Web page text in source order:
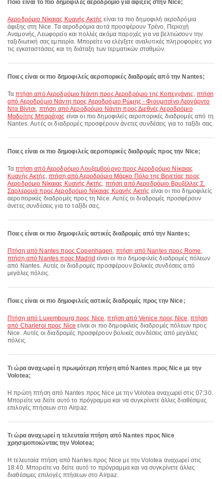
Ποιο είναι το πιο δημοφιλές αεροδρόμιο για αφίξεις στην Nice;
Αεροδρόμιο Νίκαιας Κυανής Ακτής είναι τα πιο δημοφιλή αεροδρόμια
άφιξης στη Nice. Τα αεροδρόμια αυτά προσφέρουν Τρένο, Περιοχή
Αναμονής, Λεωφορείο και πολλές ακόμα παροχές για να βελτιώσουν την
ταξιδιωτική σας εμπειρία. Μπορείτε να ελέγξετε αναλυτικές πληροφορίες για
τις εγκαταστάσεις και τη διάταξη των τερματικών σταθμών.
Ποιες είναι οι πιο δημοφιλείς αεροπορικές διαδρομές από την Nantes;
Ταπτήση από Αεροδρόμιο Νάντη προς Αεροδρόμιο της Κοπεγχάγης, πτήση
από Αεροδρόμιο Νάντη προς Αεροδρόμιο Ρώμης - Φιουμιτσίνο Λεονάρντο
Ντα Βίντσι, πτήση από Αεροδρόμιο Νάντη προς Διεθνές Αεροδρόμιο
Μαδρίτης Μπαράχας είναι οι πιο δημοφιλείς αεροπορικές διαδρομές από τη
Nantes. Αυτές οι διαδρομές προσφέρουν άνετες συνδέσεις για το ταξίδι σας.
Ποιες είναι οι πιο δημοφιλείς αεροπορικές διαδρομές προς την Nice;
Ταπτήση από Αεροδρόμιο Λουξεμβούργο προς Αεροδρόμιο Νίκαιας
Κυανής Ακτής, πτήση από Αεροδρόμιο Μάρκο Πόλο της Βενετίας προς
Αεροδρόμιο Νίκαιας Κυανής Ακτής, πτήση από Αεροδρόμιο Βρυξέλλες Σ.
Σαρλερουά προς Αεροδρόμιο Νίκαιας Κυανής Ακτής είναι οι πιο δημοφιλείς
αεροπορικές διαδρομές προς τη Nice. Αυτές οι διαδρομές προσφέρουν
άνετες συνδέσεις για το ταξίδι σας.
Ποιες είναι οι πιο δημοφιλείς αστικές διαδρομές από την Nantes;
πτήση από Nantes προς Copenhagen, πτήση από Nantes προς Rome,
πτήση από Nantes προς Madrid είναι οι πιο δημοφιλείς διαδρομές πόλεων
από Nantes. Αυτές οι διαδρομές προσφέρουν βολικές συνδέσεις από
μεγάλες πόλεις.
Ποιες είναι οι πιο δημοφιλείς αστικές διαδρομές προς την Nice;
πτήση από Luxembourg προς Nice,πτήση από Venice προς Nice,πτήση
από Charleroi προς Nice είναι οι πιο δημοφιλείς διαδρομές πόλεων προς
Nice. Αυτές οι διαδρομές προσφέρουν βολικές συνδέσεις από μεγάλες
πόλεις.
Τι ώρα αναχωρεί η πρωιμότερη πτήση από Nantes προς Nice με την
Volotea;
Η πρώτη πτήση από Nantes προς Nice με την Volotea αναχωρεί στις 07:30.
Μπορείτε να δείτε αυτό το πρόγραμμα και να συγκρίνετε άλλες διαθέσιμες
επιλογές πτήσεων στο Airpaz.
Τι ώρα αναχωρεί η τελευταία πτήση από Nantes προς Nice
χρησιμοποιώντας την Volotea;
Η τελευταία πτήση από Nantes προς Nice με την Volotea αναχωρεί στις
18:40. Μπορείτε να δείτε αυτό το πρόγραμμα και να συγκρίνετε άλλες
διαθέσιμες επιλογές πτήσεων στο Airpaz.